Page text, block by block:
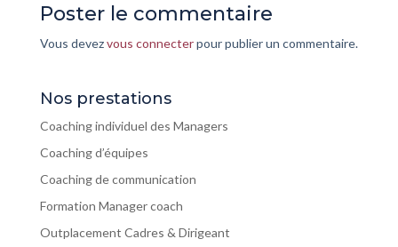
Poster le commentaire
Vous devezvous connecterpour publier un commentaire.
Nos prestations
Coaching individuel des Managers
Coaching d’équipes
Coaching de communication
Formation Manager coach
Outplacement Cadres & Dirigeant